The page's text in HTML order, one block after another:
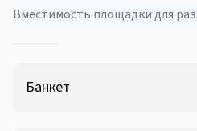
Вместимость площадки для
Банкет